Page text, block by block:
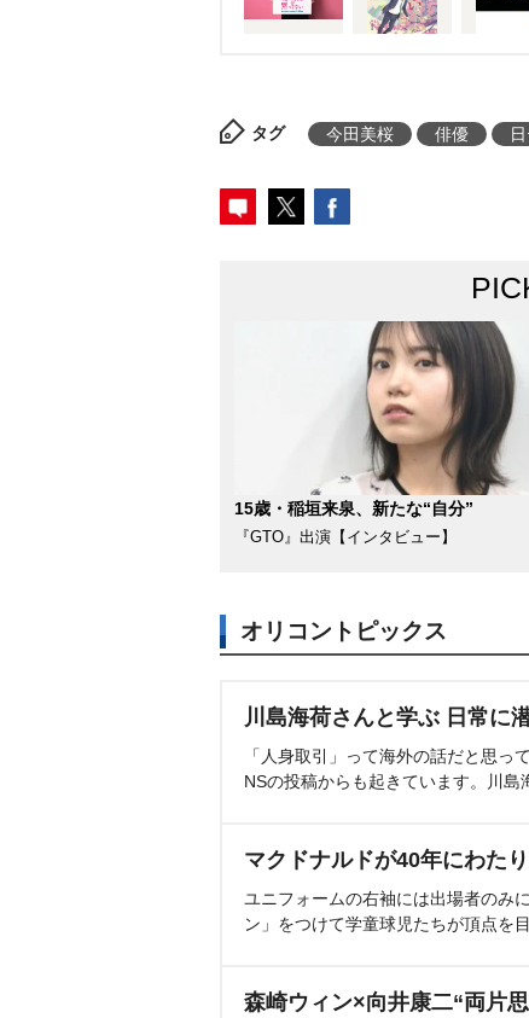
タグ 今田美桜 俳優
15歳・稲垣来泉、新たな“自分”
『GTO』出演【インタビュー】
オリコントピックス
川島海荷さんと学ぶ 日常に
「人身取引」って海外の話だと思っ
NSの投稿からも起きています。川島
マクドナルドが40年にわた
ユニフォームの右袖には出場者のみ
ン」をつけて学童球児たちが頂点を
森崎ウィン×向井康二“両片